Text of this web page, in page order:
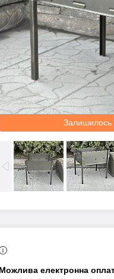
Залишилось